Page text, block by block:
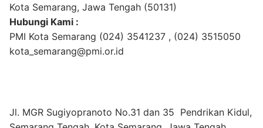
Kota Semarang, Jawa Tengah (50131)
Hubungi Kami :
PMI Kota Semarang (024) 3541237 , (024) 3515050
kota_semarang@pmi.or.id
Jl. MGR Sugiyopranoto No.31 dan 35 Pendrikan Kidul,